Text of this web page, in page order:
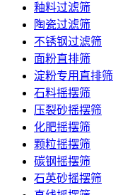
釉料过滤筛
陶瓷过滤筛
不锈钢过滤筛
面粉直排筛
淀粉专用直排筛
石料摇摆筛
压裂砂摇摆筛
化肥摇摆筛
颗粒摇摆筛
碳钢摇摆筛
石英砂摇摆筛